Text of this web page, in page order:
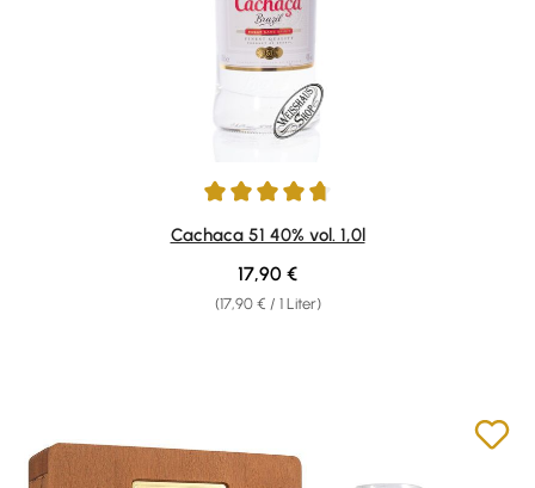
Durchschnittliche Bewertung von 4.82 von 5 Sternen
Cachaca 51 40% vol. 1,0l
(17,90 € / 1 Liter)
Regulärer Preis:
17,90 €